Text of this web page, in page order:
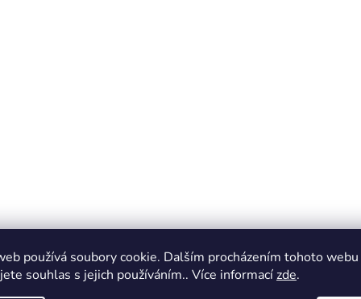
používá soubory cookie. Dalším procházením tohoto webu
souhlas s jejich používáním.. Více informacízde.